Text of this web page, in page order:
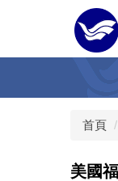
容
首頁
美國